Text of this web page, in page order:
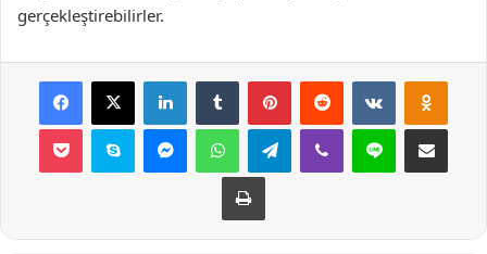
gerçekleştirebilirler.
Facebook
X LinkedInTumblr PinterestReddit VKontakte
Pocket Skype MessengerWhatsAppTelegramViber Line E-Posta ile
Yazdır